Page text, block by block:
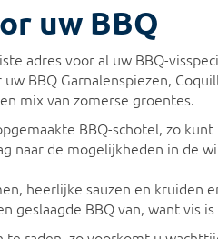
uw BBQ
adres voor al uw BBQ-
BBQ Garnalenspiezen,
mix van zomerse groentes.
BBQ-schotel, zo
naar de mogelijkheden in de
heerlijke sauzen en kruiden
geslaagde BBQ van, want vis